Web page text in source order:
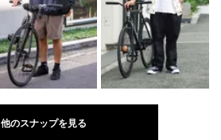
他のスナップを見る